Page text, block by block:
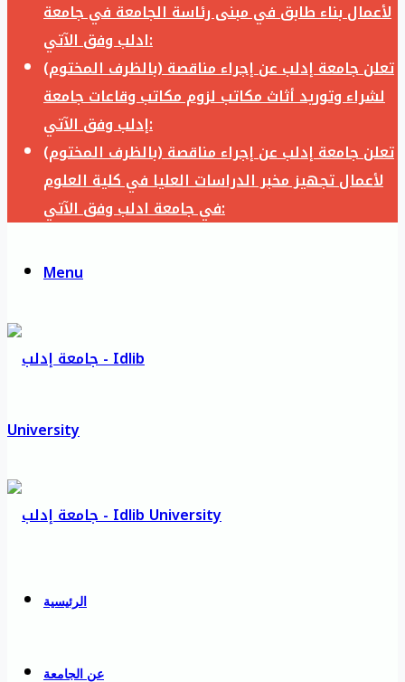
لأعمال بناء طابق في مبنى رئاسة الجامعة في جامعة
ادلب وفق الآتي:
تعلن جامعة إدلب عن إجراء مناقصة (بالظرف المختوم)
لشراء وتوريد أثاث مكاتب لزوم مكاتب وقاعات جامعة
إدلب وفق الآتي:
تعلن جامعة إدلب عن إجراء مناقصة (بالظرف المختوم)
لأعمال تجهيز مخبر الدراسات العليا في كلية العلوم
في جامعة ادلب وفق الآتي:
Menu
الرئيسية
عن الجامعة